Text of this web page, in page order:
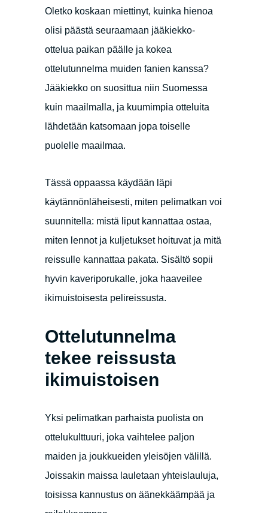
Oletko koskaan miettinyt, kuinka hienoa
olisi päästä seuraamaan jääkiekko-
ottelua paikan päälle ja kokea
ottelutunnelma muiden fanien kanssa?
Jääkiekko on suosittua niin Suomessa
kuin maailmalla, ja kuumimpia otteluita
lähdetään katsomaan jopa toiselle
puolelle maailmaa.
Tässä oppaassa käydään läpi
käytännönläheisesti, miten pelimatkan voi
suunnitella: mistä liput kannattaa ostaa,
miten lennot ja kuljetukset hoituvat ja mitä
reissulle kannattaa pakata. Sisältö sopii
hyvin kaveriporukalle, joka haaveilee
ikimuistoisesta pelireissusta.
Ottelutunnelma
tekee reissusta
ikimuistoisen
Yksi pelimatkan parhaista puolista on
ottelukulttuuri, joka vaihtelee paljon
maiden ja joukkueiden yleisöjen välillä.
Joissakin maissa lauletaan yhteislauluja,
toisissa kannustus on äänekkäämpää ja